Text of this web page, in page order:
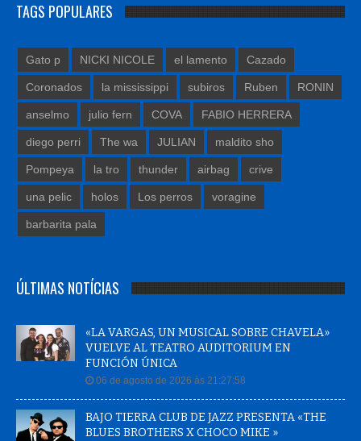
TAGS POPULARES
Gato p NICKI NICOLE el lamento Cazado
Coronados la mississippi subiros Ruben RONIN
anselmo julio fern COVA FABIO HERRERA
diego perri The wa JULIAN maldito sho
Pompeya la tro thunder airbag crive
una pelic holos Los perros voragine
barbarita pala
ÚLTIMAS NOTÍCIAS
«LA VARGAS, UN MUSICAL SOBRE CHAVELA»
VUELVE AL TEATRO AUDITORIUM EN
FUNCIÓN ÚNICA
06 de agosto de 2026 às 21:27:58
BAJO TIERRA CLUB DE JAZZ PRESENTA «THE
BLUES BROTHERS X CHOCO MIKE »